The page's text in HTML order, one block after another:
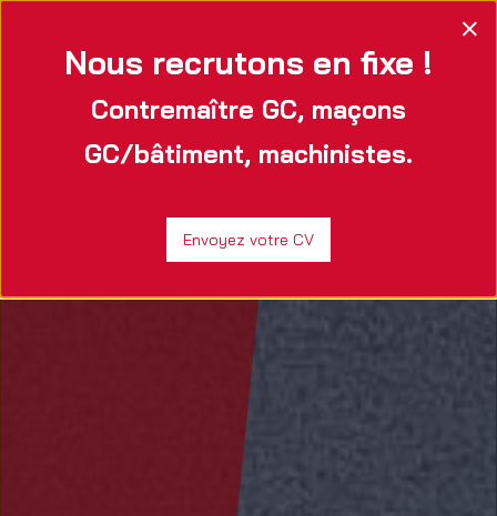
Nous recrutons en fixe !
Contremaître GC, maçons
GC/bâtiment, machinistes.
Envoyez votre CV
×